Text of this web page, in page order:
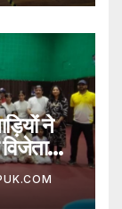
ने